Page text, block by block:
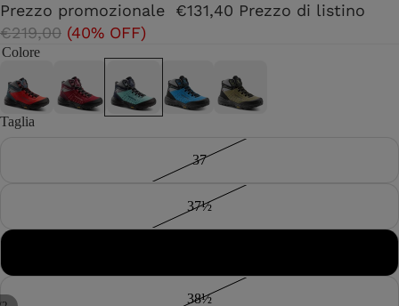
Prezzo promozionale €131,40 Prezzo di listino
€219,00 (40% OFF)
Colore
Taglia
37
37½
38½